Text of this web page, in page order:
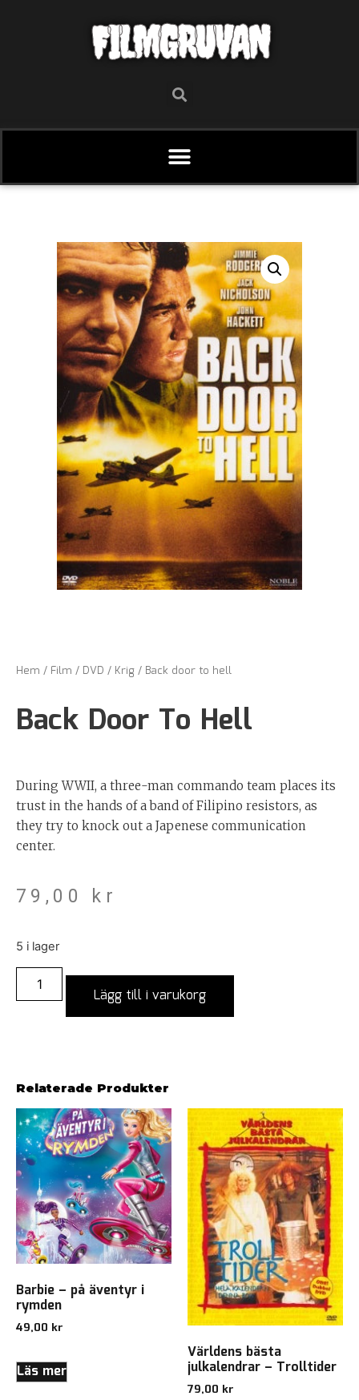
FILMGRUVAN
Hem / Film / DVD / Krig/ Back door to hell
Back Door To Hell
During WWII, a three-man commando team places its
trust in the hands of a band of Filipino resistors, as
they try to knock out a Japenese communication
center.
79,00 kr
5 i lager
Lägg till i varukorg
Relaterade Produkter
Barbie – på äventyr i
rymden
49,00 kr
Läs mer
Världens bästa
julkalendrar – Trolltider
79,00 kr